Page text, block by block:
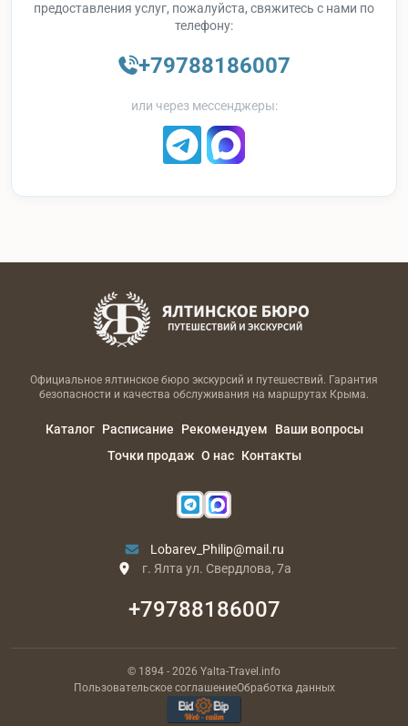
предоставления услуг, пожалуйста, свяжитесь с нами по
телефону:
+79788186007
или через мессенджеры:
Официальное ялтинское бюро экскурсий и путешествий. Гарантия
безопасности и качества обслуживания на маршрутах Крыма.
Каталог Расписание Рекомендуем
Ваши вопросы
Точки продаж О нас Контакты
Lobarev_Philip@mail.ru
г. Ялта ул. Свердлова, 7а
+79788186007
© 1894 - 2026 Yalta-Travel.info
Пользовательское соглашениеОбработка данных